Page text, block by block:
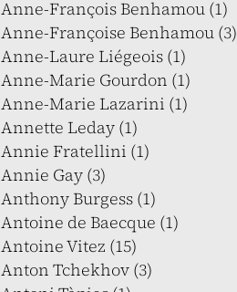
Anne-François Benhamou (1)
Anne-Françoise Benhamou (3)
Anne-Laure Liégeois (1)
Anne-Marie Gourdon (1)
Anne-Marie Lazarini (1)
Annette Leday (1)
Annie Fratellini (1)
Annie Gay (3)
Anthony Burgess (1)
Antoine de Baecque (1)
Antoine Vitez (15)
Anton Tchekhov (3)